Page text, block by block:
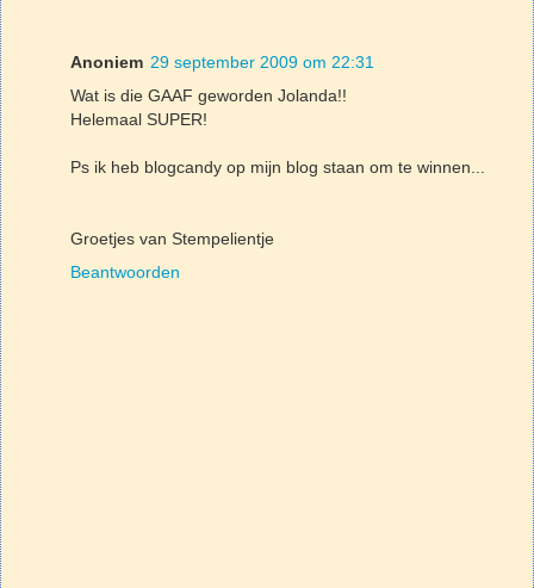
Anoniem 29 september 2009 om 22:31
Wat is die GAAF geworden Jolanda!!
Helemaal SUPER!
Ps ik heb blogcandy op mijn blog staan om te winnen...
Groetjes van Stempelientje
Beantwoorden